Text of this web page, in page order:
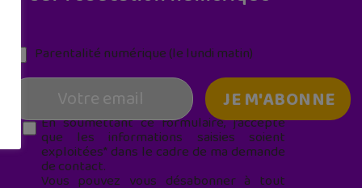
Parentalité numérique (le lundi matin)
En soumettant ce formulaire, j’accepte
que les informations saisies soient
exploitées* dans le cadre de ma demande
de contact.
Vous pouvez vous désabonner à tout